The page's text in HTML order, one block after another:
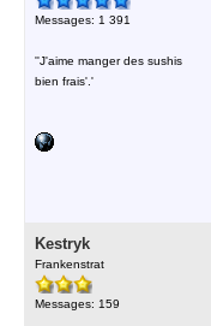
Messages: 1 391
''J'aime manger des sushis
bien frais'.'
Kestryk
Frankenstrat
Messages: 159